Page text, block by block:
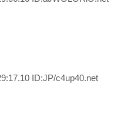
ID:JP/c4up40.net